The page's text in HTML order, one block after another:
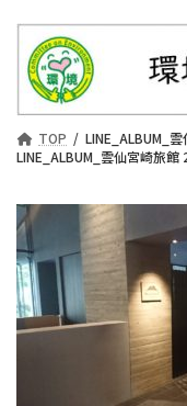
TOP
LINE_ALBUM_
LINE_ALBUM_雲仙宮崎旅